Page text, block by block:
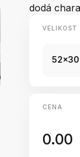
dodá
VELIKOST
52x30
CENA
0.00